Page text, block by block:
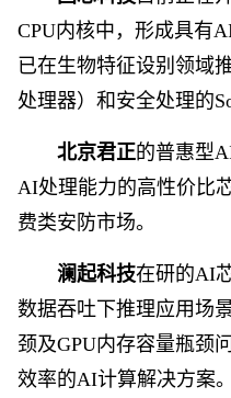
CPU内核中，形成具有
已在生物特征设别领域
处理器）和安全处理的
北京君正的普惠型
AI处理能力的高性价比
费类安防市场。
澜起科技在研的AI
数据吞吐下推理应用场
颈及GPU内存容量瓶颈
效率的AI计算解决方案。